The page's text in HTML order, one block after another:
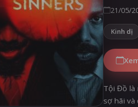
21/05/
Kinh dị
Tội Đồ là
sợ hãi